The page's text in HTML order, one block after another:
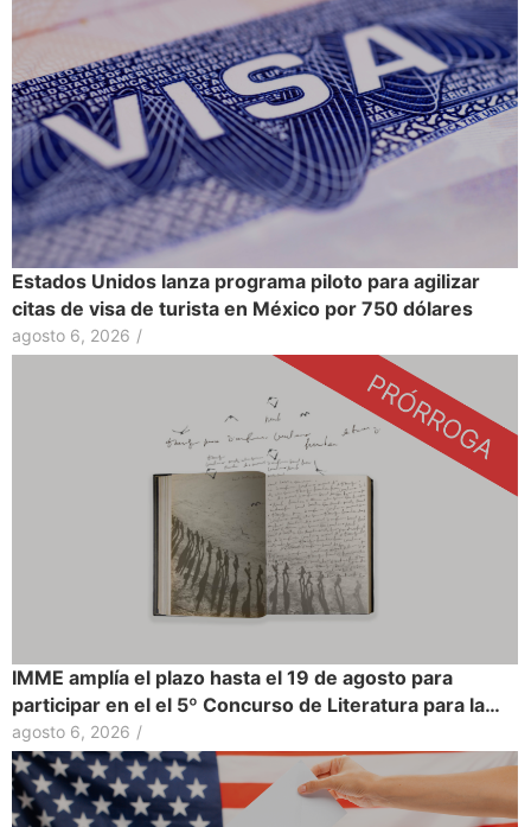
Estados Unidos lanza programa piloto para agilizar
citas de visa de turista en México por 750 dólares
agosto 6, 2026 /
IMME amplía el plazo hasta el 19 de agosto para
participar en el el 5º Concurso de Literatura para la…
agosto 6, 2026 /